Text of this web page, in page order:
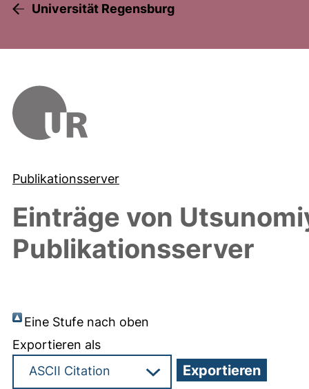
Universität Regensburg
Publikationsserver
Einträge von
Publikationsserver
Eine Stufe nach oben
Exportieren als